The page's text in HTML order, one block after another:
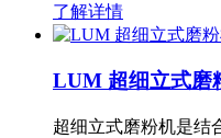
了解详情
LUM 超细立式磨
超细立式磨粉机是结